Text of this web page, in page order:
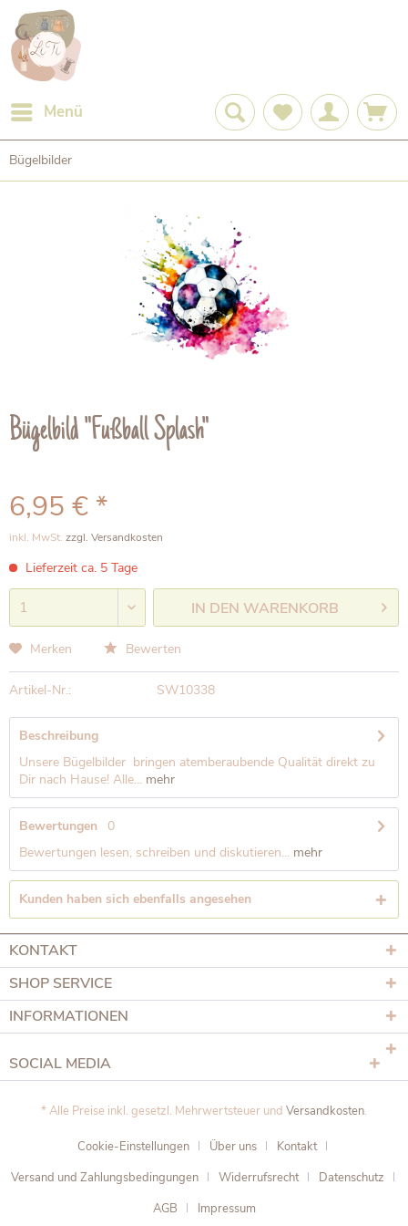
Menü
Bügelbilder
Bügelbild "Fußball Splash"
6,95 € *
inkl. MwSt. zzgl. Versandkosten
Lieferzeit ca. 5 Tage
IN DEN WARENKORB
Merken Bewerten
Artikel-Nr.: SW10338
Beschreibung
Unsere Bügelbilder bringen atemberaubende Qualität direkt zu
Dir nach Hause! Alle... mehr
Bewertungen
0
Bewertungen lesen, schreiben und diskutieren... mehr
Kunden haben sich ebenfalls angesehen
KONTAKT
SHOP SERVICE
INFORMATIONEN
SOCIAL MEDIA
* Alle Preise inkl. gesetzl. Mehrwertsteuer und Versandkosten.
Cookie-Einstellungen Über uns
Kontakt
Versand und Zahlungsbedingungen
Widerrufsrecht
Datenschutz
AGB
Impressum